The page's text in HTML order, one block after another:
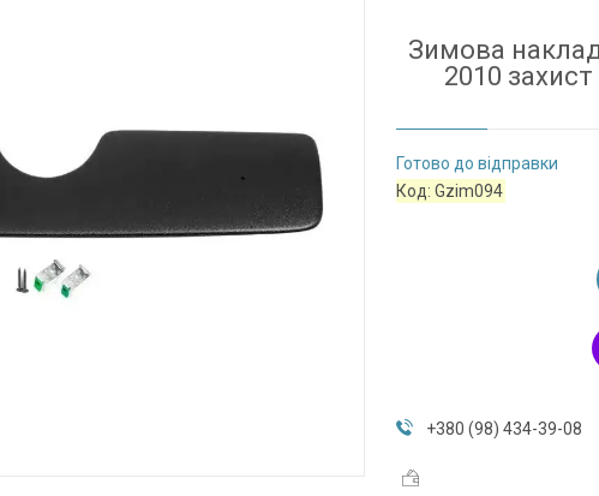
Зимова
2010
Готово до відправки
Код:Gzim094
+380 (98) 434-39-08